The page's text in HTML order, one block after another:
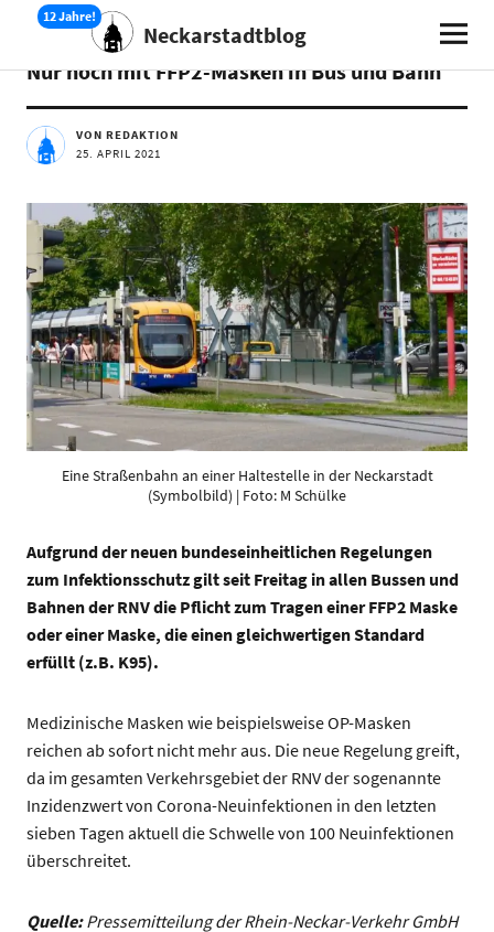
Neckarstadtblog
AKTUELLES
Nur noch mit FFP2-Masken in Bus und Bahn
VON REDAKTION
25. APRIL 2021
Eine Straßenbahn an einer Haltestelle in der Neckarstadt
(Symbolbild) | Foto: M Schülke
Aufgrund der neuen bundeseinheitlichen Regelungen
zum Infektionsschutz gilt seit Freitag in allen Bussen und
Bahnen der RNV die Pflicht zum Tragen einer FFP2 Maske
oder einer Maske, die einen gleichwertigen Standard
erfüllt (z.B. K95).
Medizinische Masken wie beispielsweise OP-Masken
reichen ab sofort nicht mehr aus. Die neue Regelung greift,
da im gesamten Verkehrsgebiet der RNV der sogenannte
Inzidenzwert von Corona-Neuinfektionen in den letzten
sieben Tagen aktuell die Schwelle von 100 Neuinfektionen
überschreitet.
Quelle:Pressemitteilung der Rhein-Neckar-Verkehr GmbH